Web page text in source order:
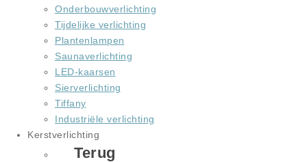
Onderbouwverlichting
Tijdelijke verlichting
Plantenlampen
Saunaverlichting
LED-kaarsen
Sierverlichting
Tiffany
Industriële verlichting
Kerstverlichting
Terug